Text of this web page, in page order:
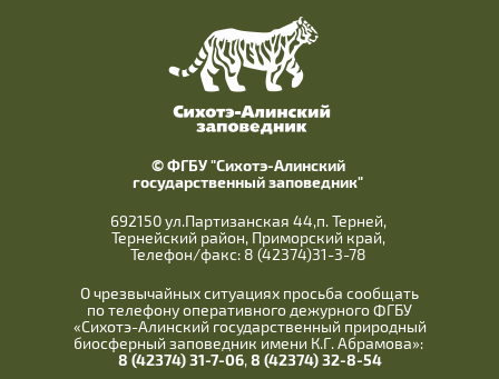
© ФГБУ "Сихотэ-Алинский
государственный заповедник"
692150 ул.Партизанская 44,п. Терней,
Тернейский район, Приморский край,
Телефон/факс: 8 (42374)31-3-78
О чрезвычайных ситуациях просьба сообщать
по телефону оперативного дежурного ФГБУ
«Сихотэ-Алинский государственный природный
биосферный заповедник имени К.Г. Абрамова»:
8 (42374) 31-7-06,8 (42374) 32-8-54